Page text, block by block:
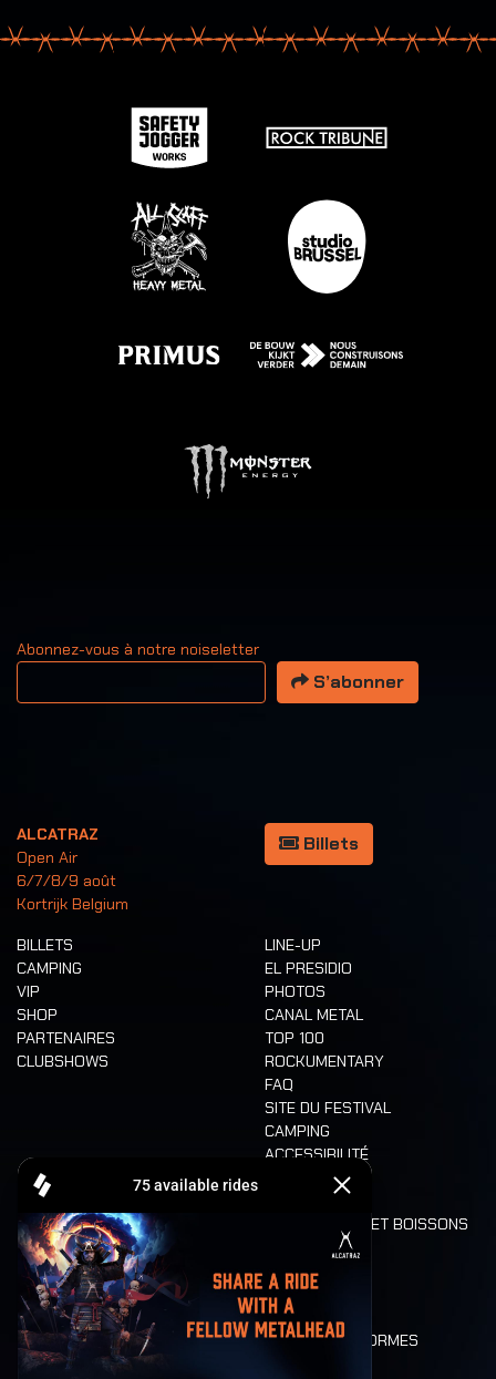
Abonnez-vous à notre noiseletter
Votre adresse email
S’abonner
ALCATRAZ
Open Air
6/7/8/9 août
Kortrijk Belgium
Billets
BILLETS
CAMPING
VIP
SHOP
PARTENAIRES
CLUBSHOWS
LINE-UP
EL PRESIDIO
PHOTOS
CANAL METAL
TOP 100
ROCKUMENTARY
FAQ
SITE DU FESTIVAL
CAMPING
ACCESSIBILITÉ
CASHLESS
ALIMENTATION ET BOISSONS
LONE WOLVES
PLAN
DEATH RIDE
VALEURS ET NORMES